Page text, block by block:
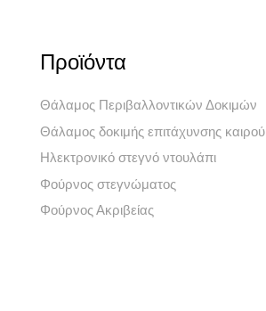
Προϊόντα
Θάλαμος Περιβαλλοντικών Δοκιμών
Θάλαμος δοκιμής επιτάχυνσης καιρού
Ηλεκτρονικό στεγνό ντουλάπι
Φούρνος στεγνώματος
Φούρνος Ακριβείας